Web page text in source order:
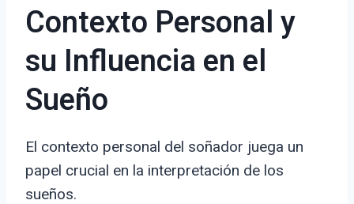
Contexto Personal y
su Influencia en el
Sueño
El contexto personal del soñador juega un
papel crucial en la interpretación de los
sueños.